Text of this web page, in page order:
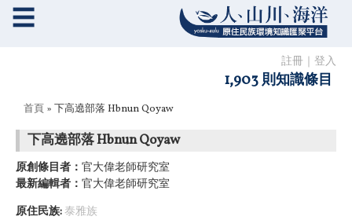
註冊 登入
1,903 則知識條目
☰
您在這裡
首頁 » 下高遶部落 Hbnun Qoyaw
下高遶部落 Hbnun Qoyaw
原創條目者： 官大偉老師研究室
最新編輯者： 官大偉老師研究室
原住民族: 泰雅族